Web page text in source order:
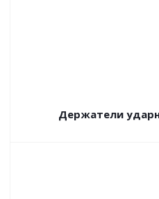
Держатели